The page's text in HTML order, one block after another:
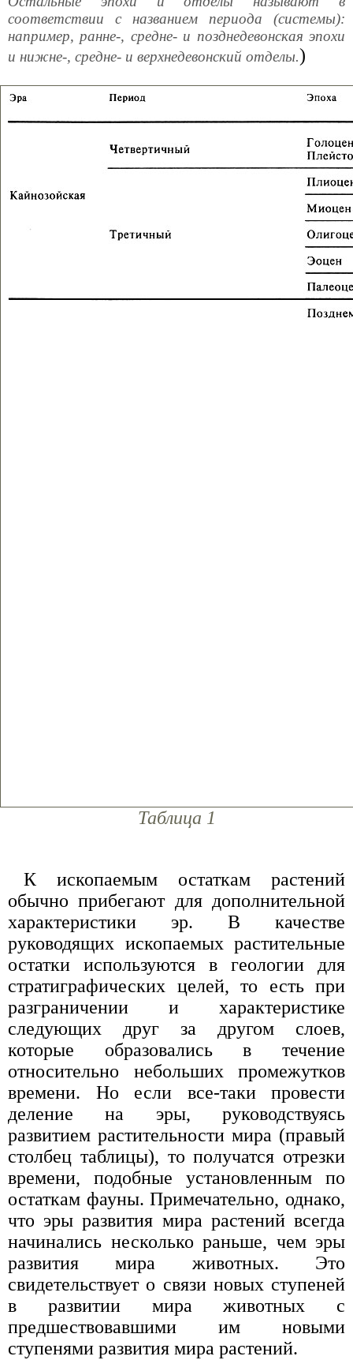
соответствии с названием периода (системы):
например, ранне-, средне- и позднедевонская эпохи
и нижне-, средне- и верхнедевонский отделы.)
Таблица 1
К ископаемым остаткам растений
обычно прибегают для дополнительной
характеристики эр. В качестве
руководящих ископаемых растительные
остатки используются в геологии для
стратиграфических целей, то есть при
разграничении и характеристике
следующих друг за другом слоев,
которые образовались в течение
относительно небольших промежутков
времени. Но если все-таки провести
деление на эры, руководствуясь
развитием растительности мира (правый
столбец таблицы), то получатся отрезки
времени, подобные установленным по
остаткам фауны. Примечательно, однако,
что эры развития мира растений всегда
начинались несколько раньше, чем эры
развития мира животных. Это
свидетельствует о связи новых ступеней
в развитии мира животных с
предшествовавшими им новыми
ступенями развития мира растений.